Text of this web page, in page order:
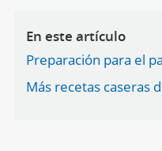
En este artículo
Preparación para el
Más recetas caseras